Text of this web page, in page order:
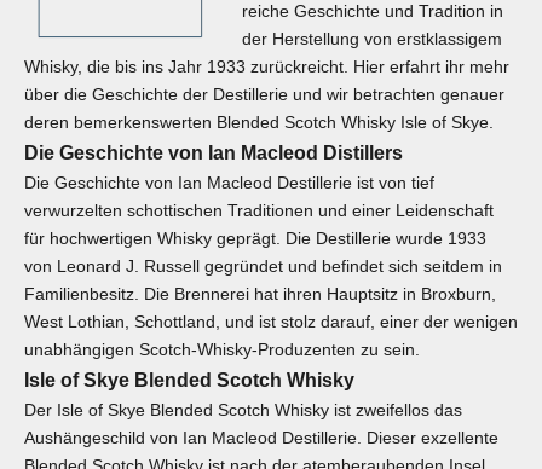
reiche Geschichte und Tradition in
der Herstellung von erstklassigem
Whisky, die bis ins Jahr 1933 zurückreicht. Hier erfahrt ihr mehr
über die Geschichte der Destillerie und wir betrachten genauer
deren bemerkenswerten Blended Scotch Whisky Isle of Skye.
Die Geschichte von Ian Macleod Distillers
Die Geschichte von Ian Macleod Destillerie ist von tief
verwurzelten schottischen Traditionen und einer Leidenschaft
für hochwertigen Whisky geprägt. Die Destillerie wurde 1933
von Leonard J. Russell gegründet und befindet sich seitdem in
Familienbesitz. Die Brennerei hat ihren Hauptsitz in Broxburn,
West Lothian, Schottland, und ist stolz darauf, einer der wenigen
unabhängigen Scotch-Whisky-Produzenten zu sein.
Isle of Skye Blended Scotch Whisky
Der Isle of Skye Blended Scotch Whisky ist zweifellos das
Aushängeschild von Ian Macleod Destillerie. Dieser exzellente